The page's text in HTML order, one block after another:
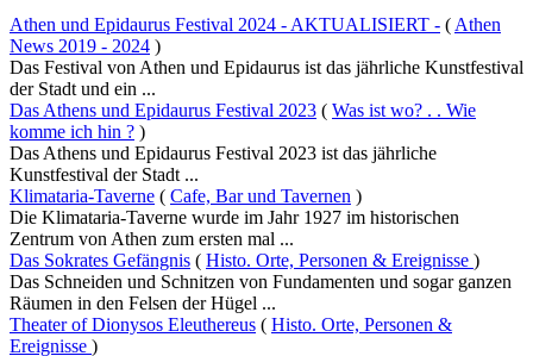
Athen und Epidaurus Festival 2024 - AKTUALISIERT - ( Athen
News 2019 - 2024 )
Das Festival von Athen und Epidaurus ist das jährliche Kunstfestival
der Stadt und ein ...
Das Athens und Epidaurus Festival 2023 ( Was ist wo? . . Wie
komme ich hin ? )
Das Athens und Epidaurus Festival 2023 ist das jährliche
Kunstfestival der Stadt ...
Klimataria-Taverne ( Cafe, Bar und Tavernen )
Die Klimataria-Taverne wurde im Jahr 1927 im historischen
Zentrum von Athen zum ersten mal ...
Das Sokrates Gefängnis ( Histo. Orte, Personen & Ereignisse )
Das Schneiden und Schnitzen von Fundamenten und sogar ganzen
Räumen in den Felsen der Hügel ...
Theater of Dionysos Eleuthereus ( Histo. Orte, Personen &
Ereignisse )